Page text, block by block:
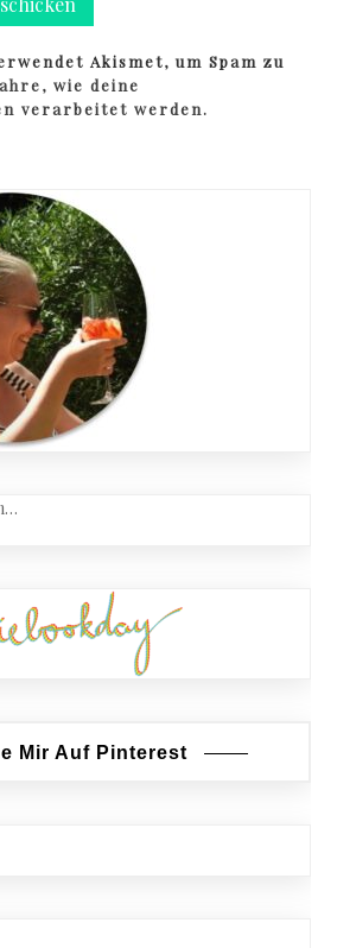
Akismet, um Spam zu
wie deine
verarbeitet werden.
Mir Auf Pinterest